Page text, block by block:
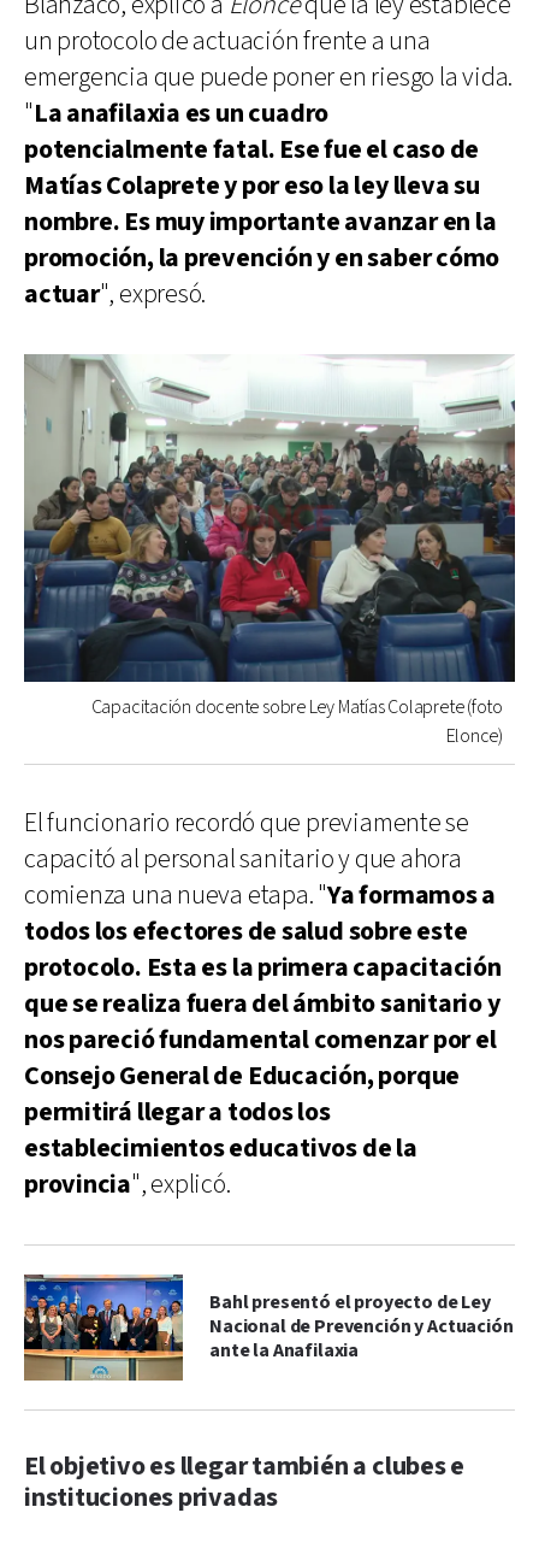
un protocolo de actuación frente a una
emergencia que puede poner en riesgo la vida.
"La anafilaxia es un cuadro
potencialmente fatal. Ese fue el caso de
Matías Colaprete y por eso la ley lleva su
nombre. Es muy importante avanzar en la
promoción, la prevención y en saber cómo
actuar", expresó.
Capacitación docente sobre Ley Matías Colaprete (foto
Elonce)
El funcionario recordó que previamente se
capacitó al personal sanitario y que ahora
comienza una nueva etapa. "Ya formamos a
todos los efectores de salud sobre este
protocolo. Esta es la primera capacitación
que se realiza fuera del ámbito sanitario y
nos pareció fundamental comenzar por el
Consejo General de Educación, porque
permitirá llegar a todos los
establecimientos educativos de la
provincia", explicó.
Bahl presentó el proyecto de Ley
Nacional de Prevención y Actuación
ante la Anafilaxia
El objetivo es llegar también a clubes e
instituciones privadas